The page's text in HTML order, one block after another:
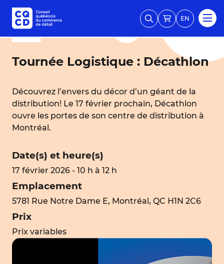
EN
Tournée Logistique : Décathlon
Découvrez l’envers du décor d’un géant de la
distribution! Le 17 février prochain, Décathlon
ouvre les portes de son centre de distribution à
Montréal.
Date(s) et heure(s)
17 février 2026 - 10 h à 12 h
Emplacement
5781 Rue Notre Dame E, Montréal, QC H1N 2C6
Prix
Prix variables